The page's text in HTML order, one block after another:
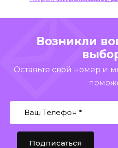
Возникли
Оставьте свой номер и
Подписаться